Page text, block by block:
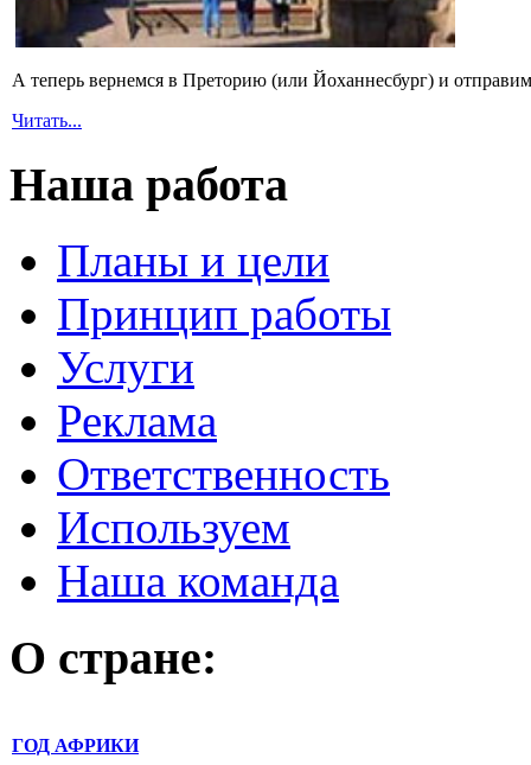
А теперь вернемся в Преторию (или Йоханнесбург) и
Читать...
Наша работа
Планы и цели
Принцип работы
Услуги
Реклама
Ответственность
Используем
Наша команда
О стране:
ГОД АФРИКИ